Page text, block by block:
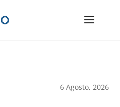
6 Agosto, 2026